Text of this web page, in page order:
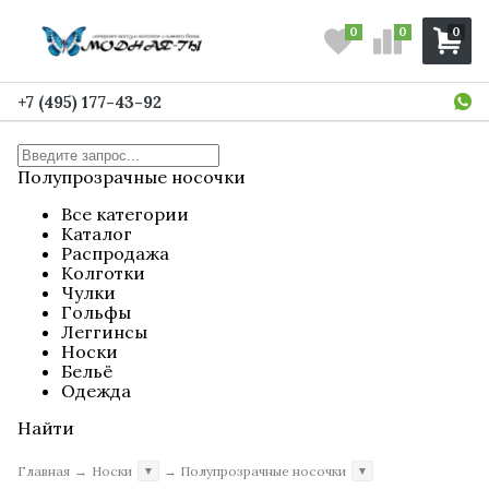
0
0 0
+7 (495) 177-43-92
Полупрозрачные носочки
Все категории
Каталог
Распродажа
Колготки
Чулки
Гольфы
Леггинсы
Носки
Бельё
Одежда
Найти
Главная → Носки ▼ → Полупрозрачные носочки ▼